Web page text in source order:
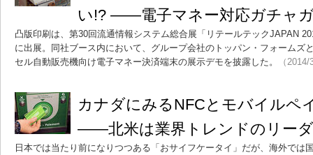
い!? ――電子マネー対応ガチャ
凸版印刷は、第30回流通情報システム総合展「リテールテックJAPAN
に出展。同社ブース内において、グループ会社のトッパン・フォームズ
セル自動販売機向け電子マネー決済端末の展示デモを披露した。
（
カナダにみるNFCとモバイルペ
――北米は業界トレンドのリー
日本では当たり前になりつつある「おサイフケータイ」だが、海外では